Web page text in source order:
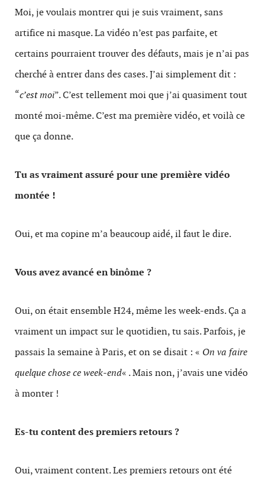
Moi, je voulais montrer qui je suis vraiment, sans
artifice ni masque. La vidéo n’est pas parfaite, et
certains pourraient trouver des défauts, mais je n’ai pas
cherché à entrer dans des cases. J’ai simplement dit :
“c’est moi”. C’est tellement moi que j’ai quasiment tout
monté moi-même. C’est ma première vidéo, et voilà ce
que ça donne.
Tu as vraiment assuré pour une première vidéo
montée !
Oui, et ma copine m’a beaucoup aidé, il faut le dire.
Vous avez avancé en binôme ?
Oui, on était ensemble H24, même les week-ends. Ça a
vraiment un impact sur le quotidien, tu sais. Parfois, je
passais la semaine à Paris, et on se disait : « On va faire
quelque chose ce week-end« . Mais non, j’avais une vidéo
à monter !
Es-tu content des premiers retours ?
Oui, vraiment content. Les premiers retours ont été